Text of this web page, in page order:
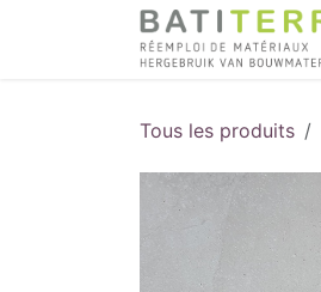
Se rendre au contenu
Tous les produits